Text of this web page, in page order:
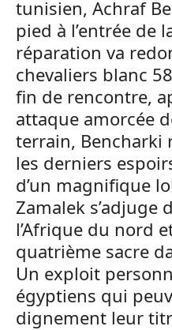
tunisien, Achraf
pied à l’entrée de
réparation va
chevaliers blanc
fin de rencontre,
attaque amorcée
terrain, Bencharki
les derniers
d’un magnifique
Zamalek s’adjuge
l’Afrique du nord
quatrième sacre
Un exploit
égyptiens qui
dignement leur